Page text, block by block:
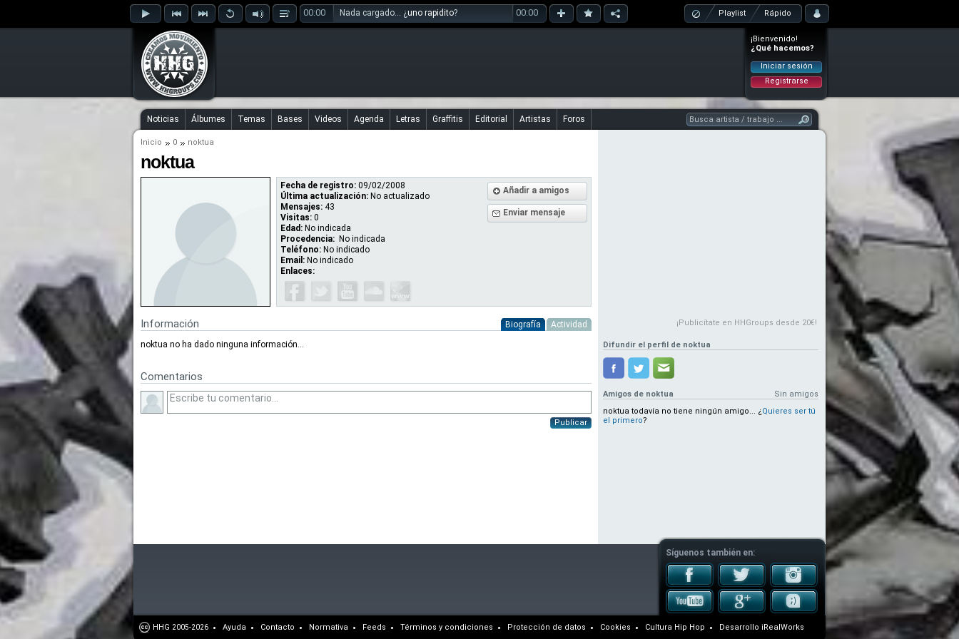
00:00 Nada cargado... ¿uno rapidito? 00:00 Playlist Rápido
¡Bienvenido!
¿Qué hacemos?
Iniciar sesión
Registrarse
Noticias Álbumes Temas Bases Videos Agenda Letras Graffitis Editorial Artistas Foros
Inicio 0 noktua
noktua
Añadir a amigos
Enviar mensaje
Fecha de registro: 09/02/2008
Última actualización: No actualizado
Mensajes: 43
Visitas: 0
Edad: No indicada
Procedencia: No indicada
Teléfono: No indicado
Email: No indicado
Enlaces:
Información Biografía
Actividad
noktua no ha dado ninguna información...
Comentarios
Publicar
¡Publicítate en HHGroups desde 20€!
Difundir el perfil de noktua
Amigos de noktua
Sin amigos
noktua todavía no tiene ningún amigo... ¿ Quieres ser tú
el primero?
Síguenos también en:
HHG 2005-2026 Ayuda Contacto Normativa Feeds Términos y condiciones Protección de datos Cookies Cultura Hip Hop Desarrollo iRealWorks